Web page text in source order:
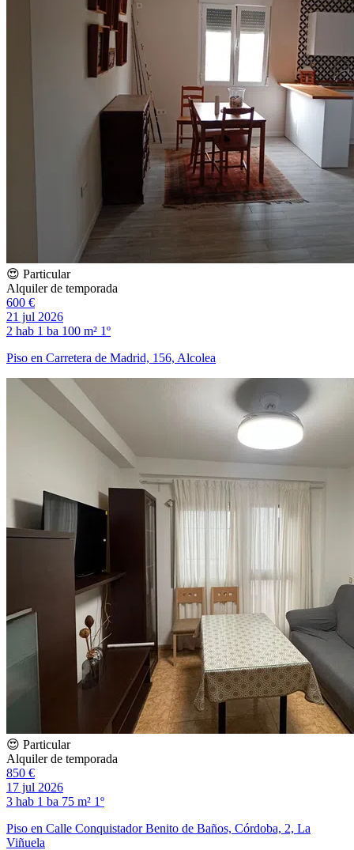
😍 Particular
Alquiler de temporada
600 €
21 jul 2026
2 hab 1 ba 100 m² 1º
Piso en Carretera de Madrid, 156, Alcolea
😍 Particular
Alquiler de temporada
850 €
17 jul 2026
3 hab 1 ba 75 m² 1º
Piso en Calle Conquistador Benito de Baños, Córdoba, 2, La
Viñuela